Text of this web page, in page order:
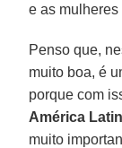
e as
Penso que,
muito boa, é
porque com
América
muito